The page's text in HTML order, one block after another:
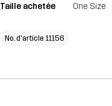
Taille achetée One Size
No. d'article 11156